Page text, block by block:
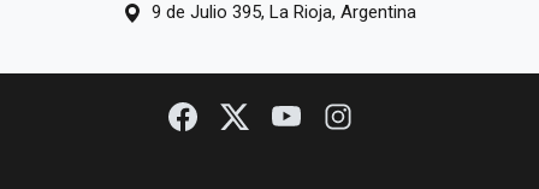
9 de Julio 395, La Rioja, Argentina